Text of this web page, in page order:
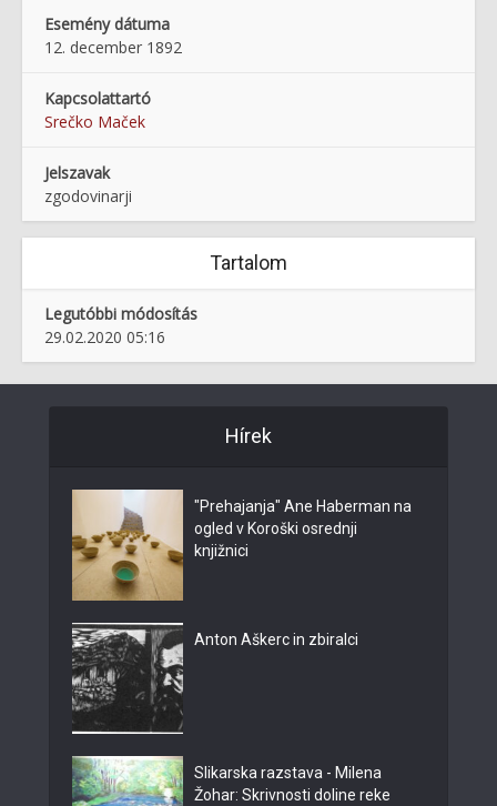
Esemény dátuma
12. december 1892
Kapcsolattartó
Srečko Maček
Jelszavak
zgodovinarji
Tartalom
Legutóbbi módosítás
29.02.2020 05:16
Hírek
"Prehajanja" Ane Haberman na
ogled v Koroški osrednji
knjižnici
Anton Aškerc in zbiralci
Slikarska razstava - Milena
Žohar: Skrivnosti doline reke